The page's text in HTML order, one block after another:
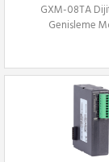
GXM-08TA
Genişleme